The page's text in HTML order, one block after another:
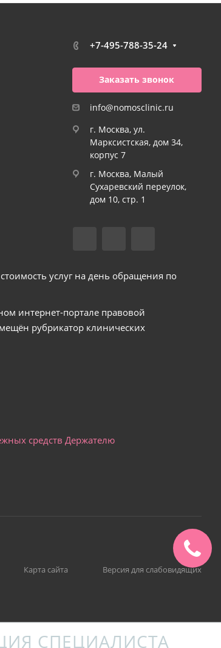
+7-495-788-35-24
Заказать звонок
info@nomosclinic.ru
г. Москва, ул.
Марксистская, дом 34,
корпус 7
г. Москва, Малый
Сухаревский переулок,
дом 10, стр. 1
услуг на день обращения по
интернет-портале правовой
рубрикатор клинических
средств Держателю
Карта сайта Версия для слабовидящих
СПЕЦИАЛИСТА